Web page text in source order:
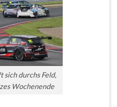
sich durchs Feld,
Wochenende